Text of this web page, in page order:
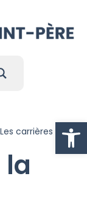
Ouvrir
Les carrières
la